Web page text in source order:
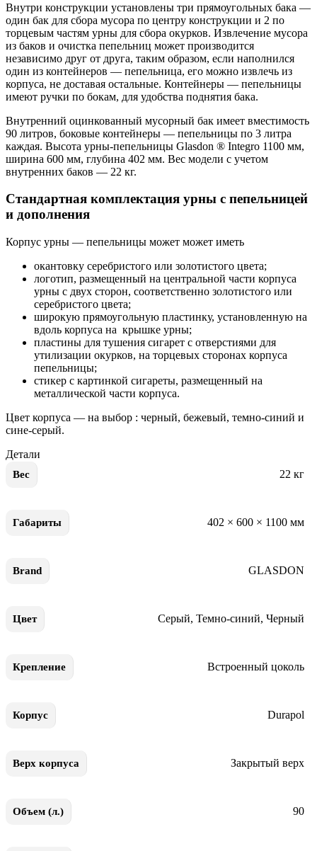
Внутри конструкции установлены три прямоугольных бака —
один бак для сбора мусора по центру конструкции и 2 по
торцевым частям урны для сбора окурков. Извлечение мусора
из баков и очистка пепельниц может производится
независимо друг от друга, таким образом, если наполнился
один из контейнеров — пепельница, его можно извлечь из
корпуса, не доставая остальные. Контейнеры — пепельницы
имеют ручки по бокам, для удобства поднятия бака.
Внутренний оцинкованный мусорный бак имеет вместимость
90 литров, боковые контейнеры — пепельницы по 3 литра
каждая. Высота урны-пепельницы Glasdon ® Integro 1100 мм,
ширина 600 мм, глубина 402 мм. Вес модели с учетом
внутренних баков — 22 кг.
Стандартная комплектация урны с пепельницей
и дополнения
Корпус урны — пепельницы может может иметь
окантовку серебристого или золотистого цвета;
логотип, размещенный на центральной части корпуса
урны с двух сторон, соответственно золотистого или
серебристого цвета;
широкую прямоугольную пластинку, установленную на
вдоль корпуса на крышке урны;
пластины для тушения сигарет с отверстиями для
утилизации окурков, на торцевых сторонах корпуса
пепельницы;
стикер с картинкой сигареты, размещенный на
металлической части корпуса.
Цвет корпуса — на выбор : черный, бежевый, темно-синий и
сине-серый.
Детали
Вес 22 кг
Габариты 402 × 600 × 1100 мм
Brand GLASDON
Цвет Серый, Темно-синий, Черный
Крепление Встроенный цоколь
Корпус Durapol
Верх корпуса Закрытый верх
Объем (л.) 90